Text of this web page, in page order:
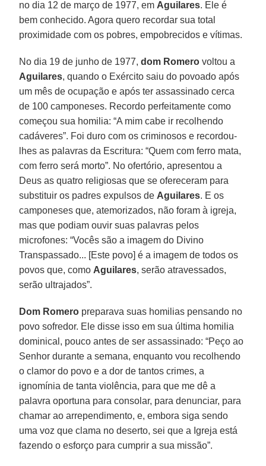
no dia 12 de março de 1977, em Aguilares. Ele é
bem conhecido. Agora quero recordar sua total
proximidade com os pobres, empobrecidos e vítimas.
No dia 19 de junho de 1977,dom Romero voltou a
Aguilares, quando o Exército saiu do povoado após
um mês de ocupação e após ter assassinado cerca
de 100 camponeses. Recordo perfeitamente como
começou sua homilia: “A mim cabe ir recolhendo
cadáveres”. Foi duro com os criminosos e recordou-
lhes as palavras da Escritura: “Quem com ferro mata,
com ferro será morto”. No ofertório, apresentou a
Deus as quatro religiosas que se ofereceram para
substituir os padres expulsos de Aguilares. E os
camponeses que, atemorizados, não foram à igreja,
mas que podiam ouvir suas palavras pelos
microfones: “Vocês são a imagem do Divino
Transpassado... [Este povo] é a imagem de todos os
povos que, como Aguilares, serão atravessados,
serão ultrajados”.
Dom Romero preparava suas homilias pensando no
povo sofredor. Ele disse isso em sua última homilia
dominical, pouco antes de ser assassinado: “Peço ao
Senhor durante a semana, enquanto vou recolhendo
o clamor do povo e a dor de tantos crimes, a
ignomínia de tanta violência, para que me dê a
palavra oportuna para consolar, para denunciar, para
chamar ao arrependimento, e, embora siga sendo
uma voz que clama no deserto, sei que a Igreja está
fazendo o esforço para cumprir a sua missão”.